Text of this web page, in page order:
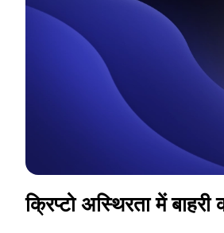
क्रिप्टो अस्थिरता में बाहरी